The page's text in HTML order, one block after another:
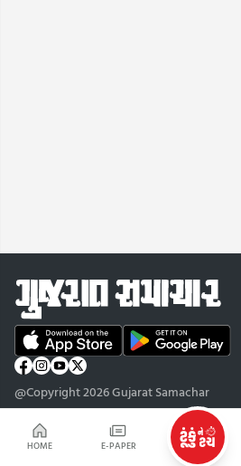
HOME E-PAPER
@Copyright 2026 Gujarat Samachar